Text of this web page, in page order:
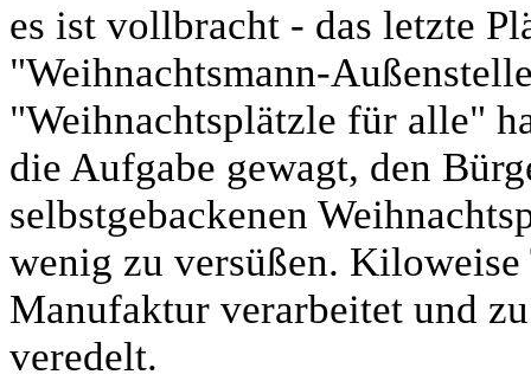
es ist vollbracht - das letzte
"Weihnachtsmann-
"Weihnachtsplätzle für alle"
die Aufgabe gewagt, den
selbstgebackenen
wenig zu versüßen.
Manufaktur verarbeitet und
veredelt.